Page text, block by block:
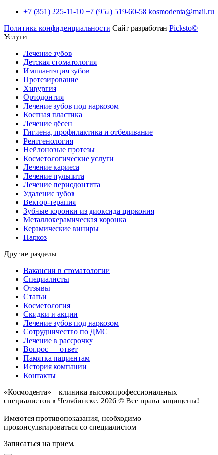
+7 (351) 225-11-10 +7 (952) 519-60-58 kosmodenta@mail.ru
Политика конфиденциальности Сайт разработан Picksto©
Услуги
Лечение зубов
Детская стоматология
Имплантация зубов
Протезирование
Хирургия
Ортодонтия
Лечение зубов под наркозом
Костная пластика
Лечение дёсен
Гигиена, профилактика и отбеливание
Рентгенология
Нейлоновые протезы
Косметологические услуги
Лечение кариеса
Лечение пульпита
Лечение периодонтита
Удаление зубов
Вектор-терапия
Зубные коронки из диоксида циркония
Металлокерамическая коронка
Керамические виниры
Наркоз
Другие разделы
Вакансии в стоматологии
Специалисты
Отзывы
Статьи
Косметология
Скидки и акции
Лечение зубов под наркозом
Сотрудничество по ДМС
Лечение в рассрочку
Вопрос — ответ
Памятка пациентам
История компании
Контакты
«Космодента» – клиника высокопрофессиональных
специалистов в Челябинске. 2026 © Все права защищены!
Имеются противопоказания, необходимо
проконсультироваться со специалистом
Записаться на прием.